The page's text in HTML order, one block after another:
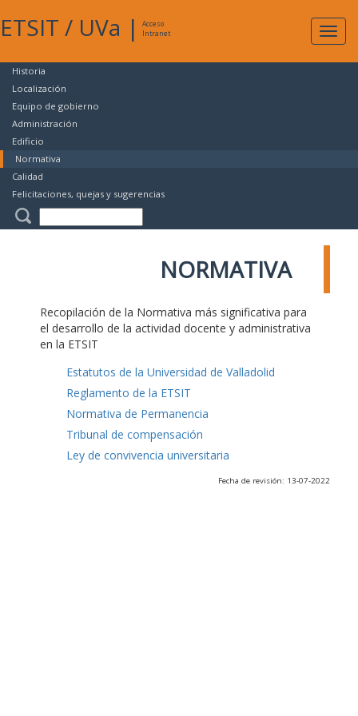
ETSIT / UVa |
Acceso
Intranet
Historia
Localización
Equipo de gobierno
Administración
Edificio
Normativa
Calidad
Felicitaciones, quejas y sugerencias
NORMATIVA
Recopilación de la Normativa más significativa para
el desarrollo de la actividad docente y administrativa
en la ETSIT
Estatutos de la Universidad de Valladolid
Reglamento de la ETSIT
Normativa de Permanencia
Tribunal de compensación
Ley de convivencia universitaria
Fecha de revisión: 13-07-2022